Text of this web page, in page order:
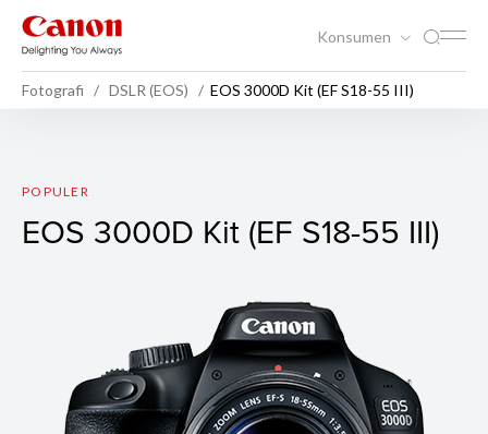
Konsumen
Fotografi DSLR (EOS) EOS 3000D Kit (EF S18-55 III)
EOS 3000D Kit (EF S18-55
POPULER
EOS 3000D Kit (EF S18-55 III)